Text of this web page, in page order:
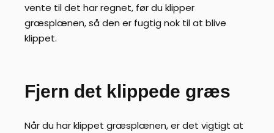
vente til det har regnet, før du klipper
græsplænen, så den er fugtig nok til at blive
klippet.
Fjern det klippede græs
Når du har klippet græsplænen, er det vigtigt at